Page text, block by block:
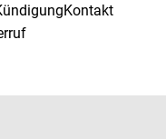
Kontakt